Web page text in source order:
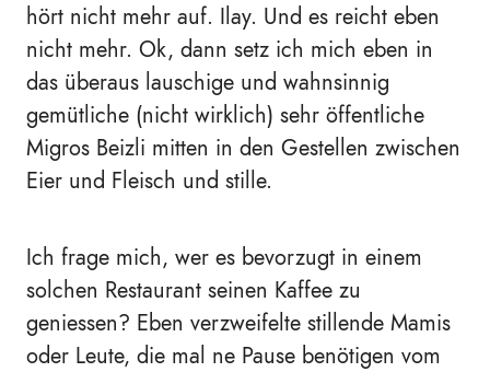
hört nicht mehr auf. Ilay. Und es reicht eben
nicht mehr. Ok, dann setz ich mich eben in
das überaus lauschige und wahnsinnig
gemütliche (nicht wirklich) sehr öffentliche
Migros Beizli mitten in den Gestellen zwischen
Eier und Fleisch und stille.
Ich frage mich, wer es bevorzugt in einem
solchen Restaurant seinen Kaffee zu
geniessen? Eben verzweifelte stillende Mamis
oder Leute, die mal ne Pause benötigen vom